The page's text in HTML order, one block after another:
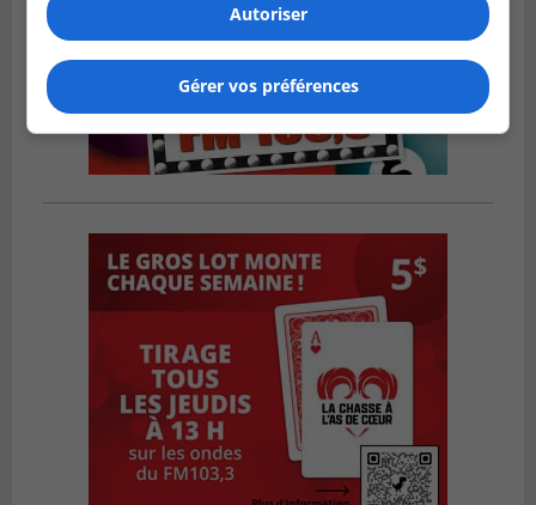
Autoriser
Gérer vos préférences